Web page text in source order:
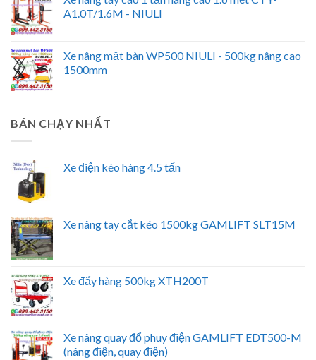
A1.0T/1.6M - NIULI
Xe nâng mặt bàn WP500 NIULI - 500kg nâng cao
1500mm
BÁN CHẠY NHẤT
Xe điện kéo hàng 4.5 tấn
Xe nâng tay cắt kéo 1500kg GAMLIFT SLT15M
Xe đẩy hàng 500kg XTH200T
Xe nâng quay đổ phuy điện GAMLIFT EDT500-M
(nâng điện, quay điện)